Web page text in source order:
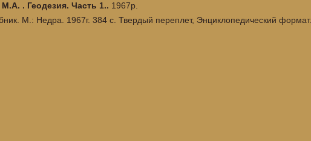
. Геодезия. Часть 1.. 1967р.
М.: Недра. 1967г. 384 с. Твердый переплет, Энциклопедический формат.